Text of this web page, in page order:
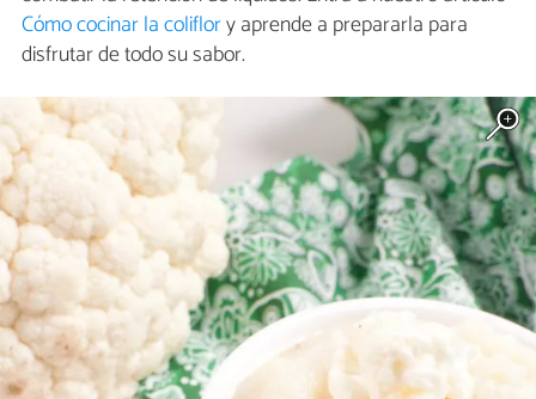
Cómo cocinar la coliflory aprende a prepararla para
disfrutar de todo su sabor.